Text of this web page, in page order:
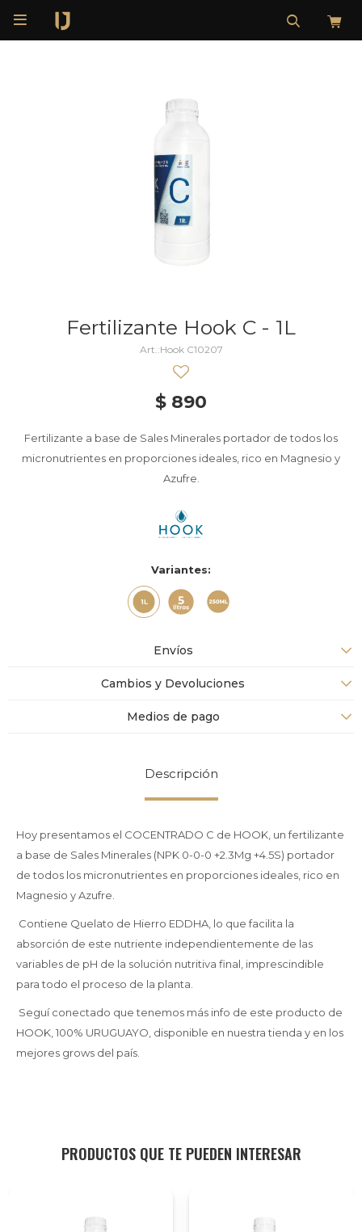

Fertilizante Hook C - 1L
Hook C10207
$ 890
Fertilizante a base de Sales Minerales portador de todos los
micronutrientes en proporciones ideales, rico en Magnesio y
Azufre.
Variantes:
Envíos
Cambios y Devoluciones
Medios de pago
Descripción
Hoy presentamos el COCENTRADO C de HOOK, un fertilizante
a base de Sales Minerales (NPK 0-0-0 +2.3Mg +4.5S) portador
de todos los micronutrientes en proporciones ideales, rico en
Magnesio y Azufre.
Contiene Quelato de Hierro EDDHA, lo que facilita la
absorción de este nutriente independientemente de las
variables de pH de la solución nutritiva final, imprescindible
para todo el proceso de la planta.
Seguí conectado que tenemos más info de este producto de
HOOK, 100% URUGUAYO, disponible en nuestra tienda y en los
mejores grows del país.
PRODUCTOS QUE TE PUEDEN INTERESAR